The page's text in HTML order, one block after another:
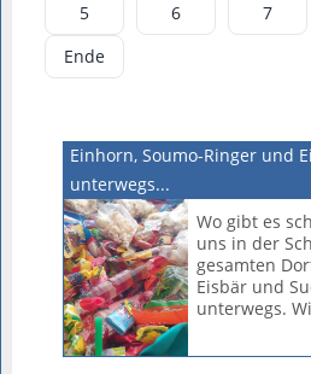
5
6 7
Ende
Einhorn, Soumo-Ringer und
unterwegs...
Wo gibt es
uns in der
gesamten
Eisbär und
unterwegs.
Natürlich